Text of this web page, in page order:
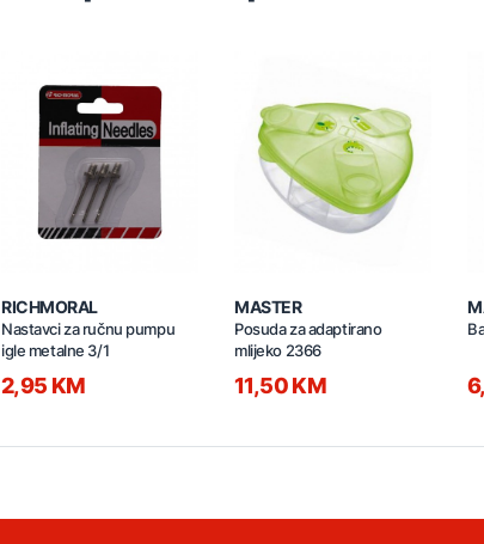
RICHMORAL
Nastavci za ručnu pumpu
igle metalne 3/1
2,95 KM
MASTER
Posuda za adaptirano
mlijeko 2366
11,50 KM